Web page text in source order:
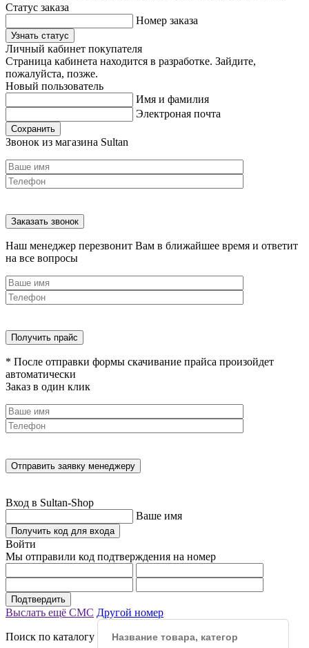
Статус заказа
Номер заказа
Узнать статус
Личный кабинет покупателя
Страница кабинета находится в разработке. Зайдите,
пожалуйста, позже.
Новый пользователь
Имя и фамилия
Электроная почта
Сохранить
Звонок из магазина Sultan
Наш менеджер перезвонит Вам в ближайшее время и ответит
на все вопросы
* После отправки формы скачивание прайса произойдет
автоматически
Заказ в один клик
Вход в Sultan-Shop
Ваше имя
Получить код для входа
Войти
Мы отправили код подтверждения на номер
Подтвердить
Выслать ещё СМС Другой номер
Поиск по каталогу